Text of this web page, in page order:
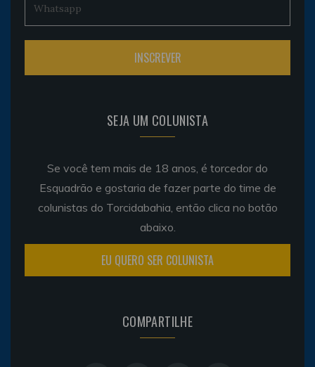
SEJA UM COLUNISTA
Se você tem mais de 18 anos, é torcedor do
Esquadrão e gostaria de fazer parte do time de
colunistas do Torcidabahia, então clica no botão
abaixo.
EU QUERO SER COLUNISTA
COMPARTILHE